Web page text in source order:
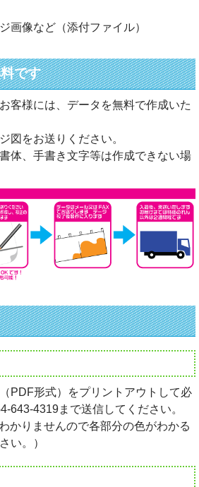
画像など（添付ファイル）
です
客様には、データを無料で作成いた
図をお送りください。
体、手書き文字等は作成できない場
（PDF形式）をプリントアウトして必
643-4319まで送信してください。
かりませんので各部分の色がわかる
い。）